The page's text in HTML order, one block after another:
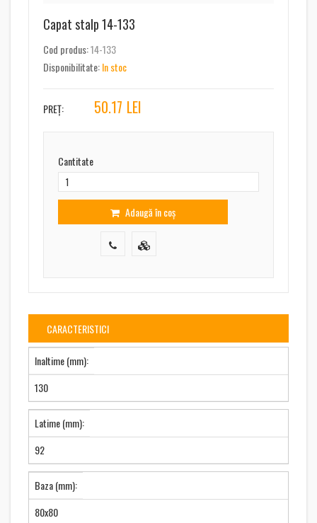
Capat stalp 14-133
Cod produs:14-133
Disponibilitate:In stoc
PREȚ: 50.17 LEI
Cantitate
Adaugă în coș
CARACTERISTICI
Inaltime (mm):
130
Latime (mm):
92
Baza (mm):
80x80